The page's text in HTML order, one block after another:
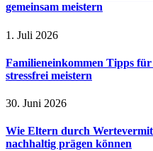
gemeinsam meistern
1. Juli 2026
Familieneinkommen Tipps
stressfrei meistern
30. Juni 2026
Wie Eltern durch
nachhaltig prägen können